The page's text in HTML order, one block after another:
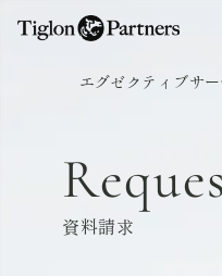
エグゼクティブサ
資料請求